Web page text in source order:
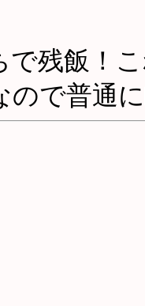
で残飯！
ので普通